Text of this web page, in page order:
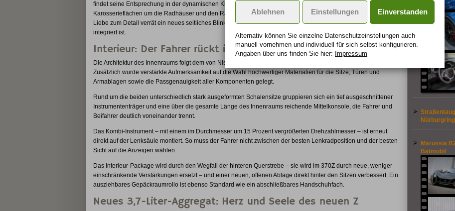
findet seine Entsprechung in der dynamischen Krümmung des Türschwellers. Die Art, wie sich die
Karosserieflächen um die Radhäuser und den Rahmen legen, ähnelt einem eng sitzenden Schwimmanzug.
Liebe zum Detail verrät ein neues seitliches Blinklicht, das in das zwischen Vorderrad und Tür sitzende Z-Logo
integriert ist.
Interieur: Der Fahrer rückt ins Zentrum des Geschehens
Die Architektur des Innenraums folgt dem von Nissan gepflegten Primat eines betont fahrerorientierten Cockpits.
Zusätzlich wurde verstärkte Aufmerksamkeit auf die Wahl hochwertiger Materialien für die Sitze, Türen und
Armablagen sowie die Passgenauigkeit aller Komponenten gelegt.
Rund um die beiden unterschiedlich stark ausgeformten Schalensitze gruppieren sich ein tief ausgeschnittener
Instrumententräger und eine über die gesamte Länge des Innenraums reichende Mittelkonsole, die Fahrer und
Beifahrer deutlich voneinander trennt.
Das Kombi-Instrument – mit einem im Durchmesser um 15 Prozent vergrößerten Drehzahlmesser – ist erneut
direkt auf der Lenksäule montiert. So muss der Fahrer nicht zwischen der besten Lenkradposition und der besten
Sicht auf die Anzeigen wählen.
Das Interieur-Package wird durch den Wegfall der hinteren Querstrebe – sie wird im 370Z durch neue, weniger
einschränkende Verstärkungen ersetzt – und einer neuen, offenen Ablage direkt hinter den Sitzen verbessert. Ein
ausziehbares Gepäckraumrollo ist ebenso Standard wie ein abschließbares Handschuhfach.
Neues 3,7-Liter-Aggregat: Herz und Seele des neuen Z
Marussia
Batmobil
Einverstanden
Ablehnen Einstellungen
Alternativ können Sie einzelne Datenschutz­ein­stellungen auch
manuell vor­nehmen und indivi­duell für sich selbst konfigurieren.
Angaben über uns finden Sie hier: Impressum